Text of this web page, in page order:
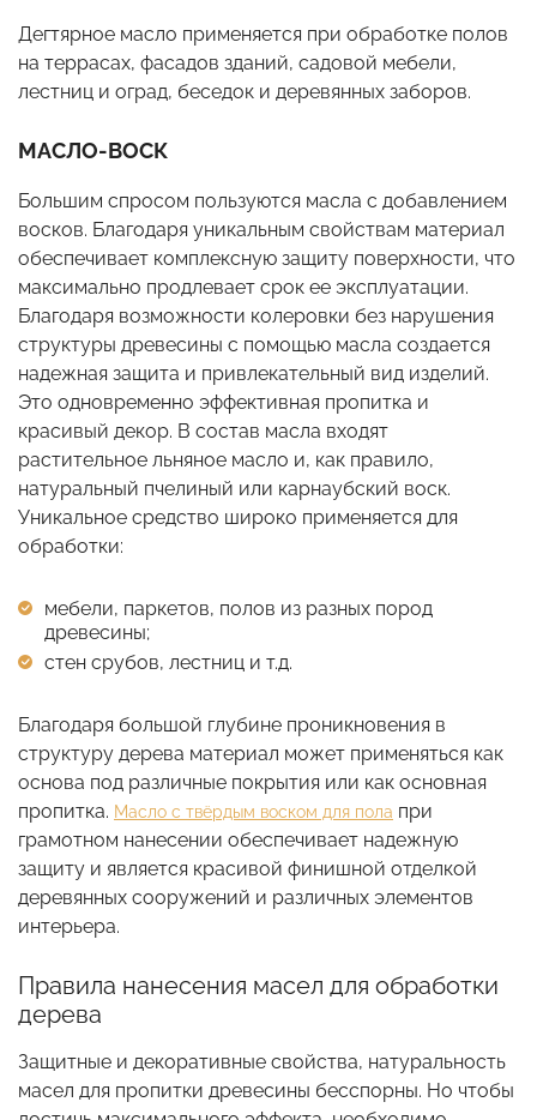
Дегтярное масло применяется при обработке полов
на террасах, фасадов зданий, садовой мебели,
лестниц и оград, беседок и деревянных заборов.
МАСЛО-ВОСК
Большим спросом пользуются масла с добавлением
восков. Благодаря уникальным свойствам материал
обеспечивает комплексную защиту поверхности, что
максимально продлевает срок ее эксплуатации.
Благодаря возможности колеровки без нарушения
структуры древесины с помощью масла создается
надежная защита и привлекательный вид изделий.
Это одновременно эффективная пропитка и
красивый декор. В состав масла входят
растительное льняное масло и, как правило,
натуральный пчелиный или карнаубский воск.
Уникальное средство широко применяется для
обработки:
мебели, паркетов, полов из разных пород
древесины;
стен срубов, лестниц и т.д.
Благодаря большой глубине проникновения в
структуру дерева материал может применяться как
основа под различные покрытия или как основная
пропитка. Масло с твёрдым воском для пола при
грамотном нанесении обеспечивает надежную
защиту и является красивой финишной отделкой
деревянных сооружений и различных элементов
интерьера.
Правила нанесения масел для обработки
дерева
Защитные и декоративные свойства, натуральность
масел для пропитки древесины бесспорны. Но чтобы